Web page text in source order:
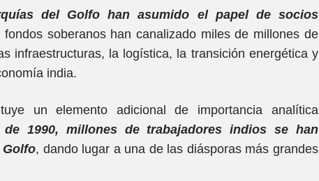
del Golfo han asumido el papel de socios
fondos soberanos han canalizado miles de millones de
infraestructuras, la logística, la transición energética y
india.
un elemento adicional de importancia analítica
de 1990, millones de trabajadores indios se han
Golfo, dando lugar a una de las diásporas más grandes